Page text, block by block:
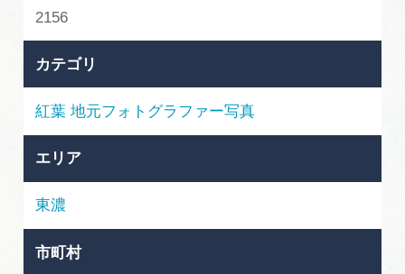
岐阜県アウトドア観光キャンペーン
岐阜県まるごと観光エリアガイド
2156
カテゴリ
紅葉 地元フォトグラファー写真
エリア
東濃
市町村